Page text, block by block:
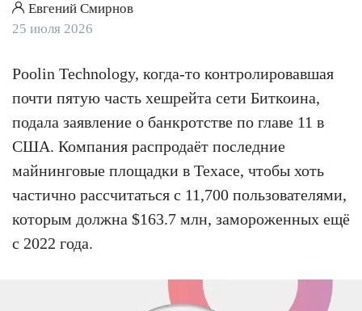
Евгений Смирнов
25 июля 2026
Poolin Technology, когда-то контролировавшая
почти пятую часть хешрейта сети Биткоина,
подала заявление о банкротстве по главе 11 в
США. Компания распродаёт последние
майнинговые площадки в Техасе, чтобы хоть
частично рассчитаться с 11,700 пользователями,
которым должна $163.7 млн, замороженных ещё
с 2022 года.